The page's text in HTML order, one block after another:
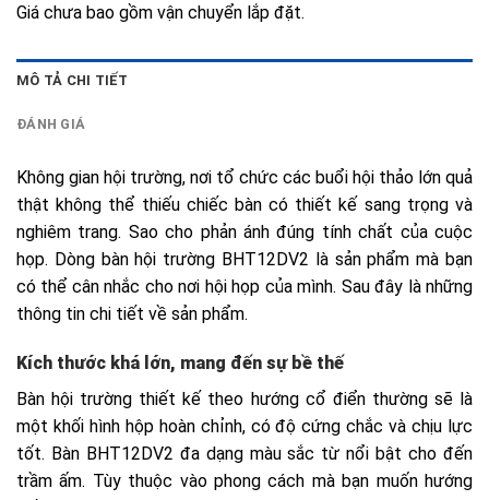
Giá chưa bao gồm vận chuyển lắp đặt.
MÔ TẢ CHI TIẾT
ĐÁNH GIÁ